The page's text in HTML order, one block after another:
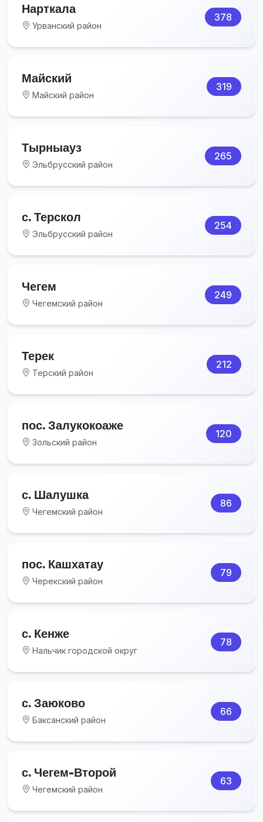
Нарткала
Урванский район
378
Майский
Майский район
319
Тырныауз
Эльбрусский район
265
с. Терскол
Эльбрусский район
254
Чегем
Чегемский район
249
Терек
Терский район
212
пос. Залукокоаже
Зольский район
120
с. Шалушка
Чегемский район
86
пос. Кашхатау
Черекский район
79
с. Кенже
Нальчик городской округ
78
с. Заюково
Баксанский район
66
с. Чегем-Второй
Чегемский район
63